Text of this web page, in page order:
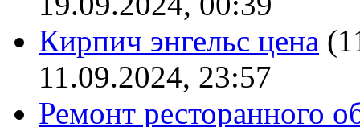
Кирпич энгельс цена
11.09.2024, 23:57
Ремонт ресторанного